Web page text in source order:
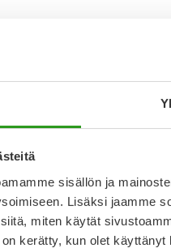
sisällön ja
Lisäksi jaamme
miten käytät
kerätty, kun olet käyttänyt